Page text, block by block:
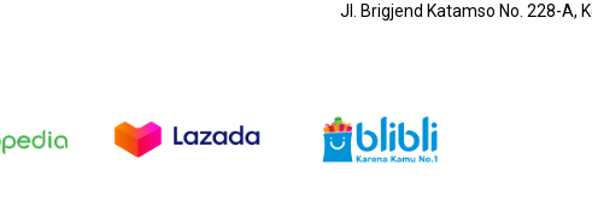
Jl. Brigjend Katamso No. 228-A,